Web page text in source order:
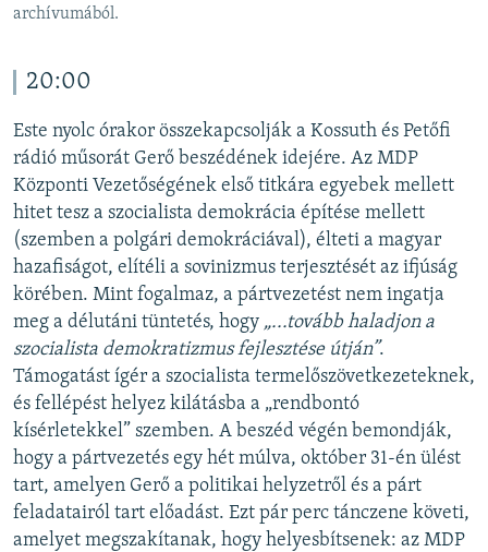
archívumából.
20:00
Este nyolc órakor összekapcsolják a Kossuth és Petőfi
rádió műsorát Gerő beszédének idejére. Az MDP
Központi Vezetőségének első titkára egyebek mellett
hitet tesz a szocialista demokrácia építése mellett
(szemben a polgári demokráciával), élteti a magyar
hazafiságot, elítéli a sovinizmus terjesztését az ifjúság
körében. Mint fogalmaz, a pártvezetést nem ingatja
meg a délutáni tüntetés, hogy „...tovább haladjon a
szocialista demokratizmus fejlesztése útján”.
Támogatást ígér a szocialista termelőszövetkezeteknek,
és fellépést helyez kilátásba a „rendbontó
kísérletekkel” szemben. A beszéd végén bemondják,
hogy a pártvezetés egy hét múlva, október 31-én ülést
tart, amelyen Gerő a politikai helyzetről és a párt
feladatairól tart előadást. Ezt pár perc tánczene követi,
amelyet megszakítanak, hogy helyesbítsenek: az MDP